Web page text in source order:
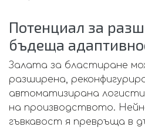
Потенциал за
бъдеща
Залата за бластиране
разширена,
автоматизирана
на производството.
гъвкавост я превръща в